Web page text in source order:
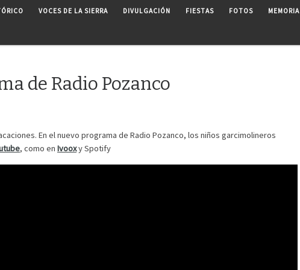
VOCES DE LA SIERRA DIVULGACIÓN FIESTAS FOTOS MEMORIA
de Radio Pozanco
En el nuevo programa de Radio Pozanco, los niños garcimolineros
, como en Ivooxy Spotify